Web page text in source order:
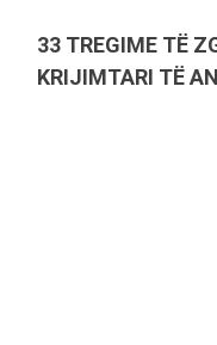
33 TREGIME TË
KRIJIMTARI TË